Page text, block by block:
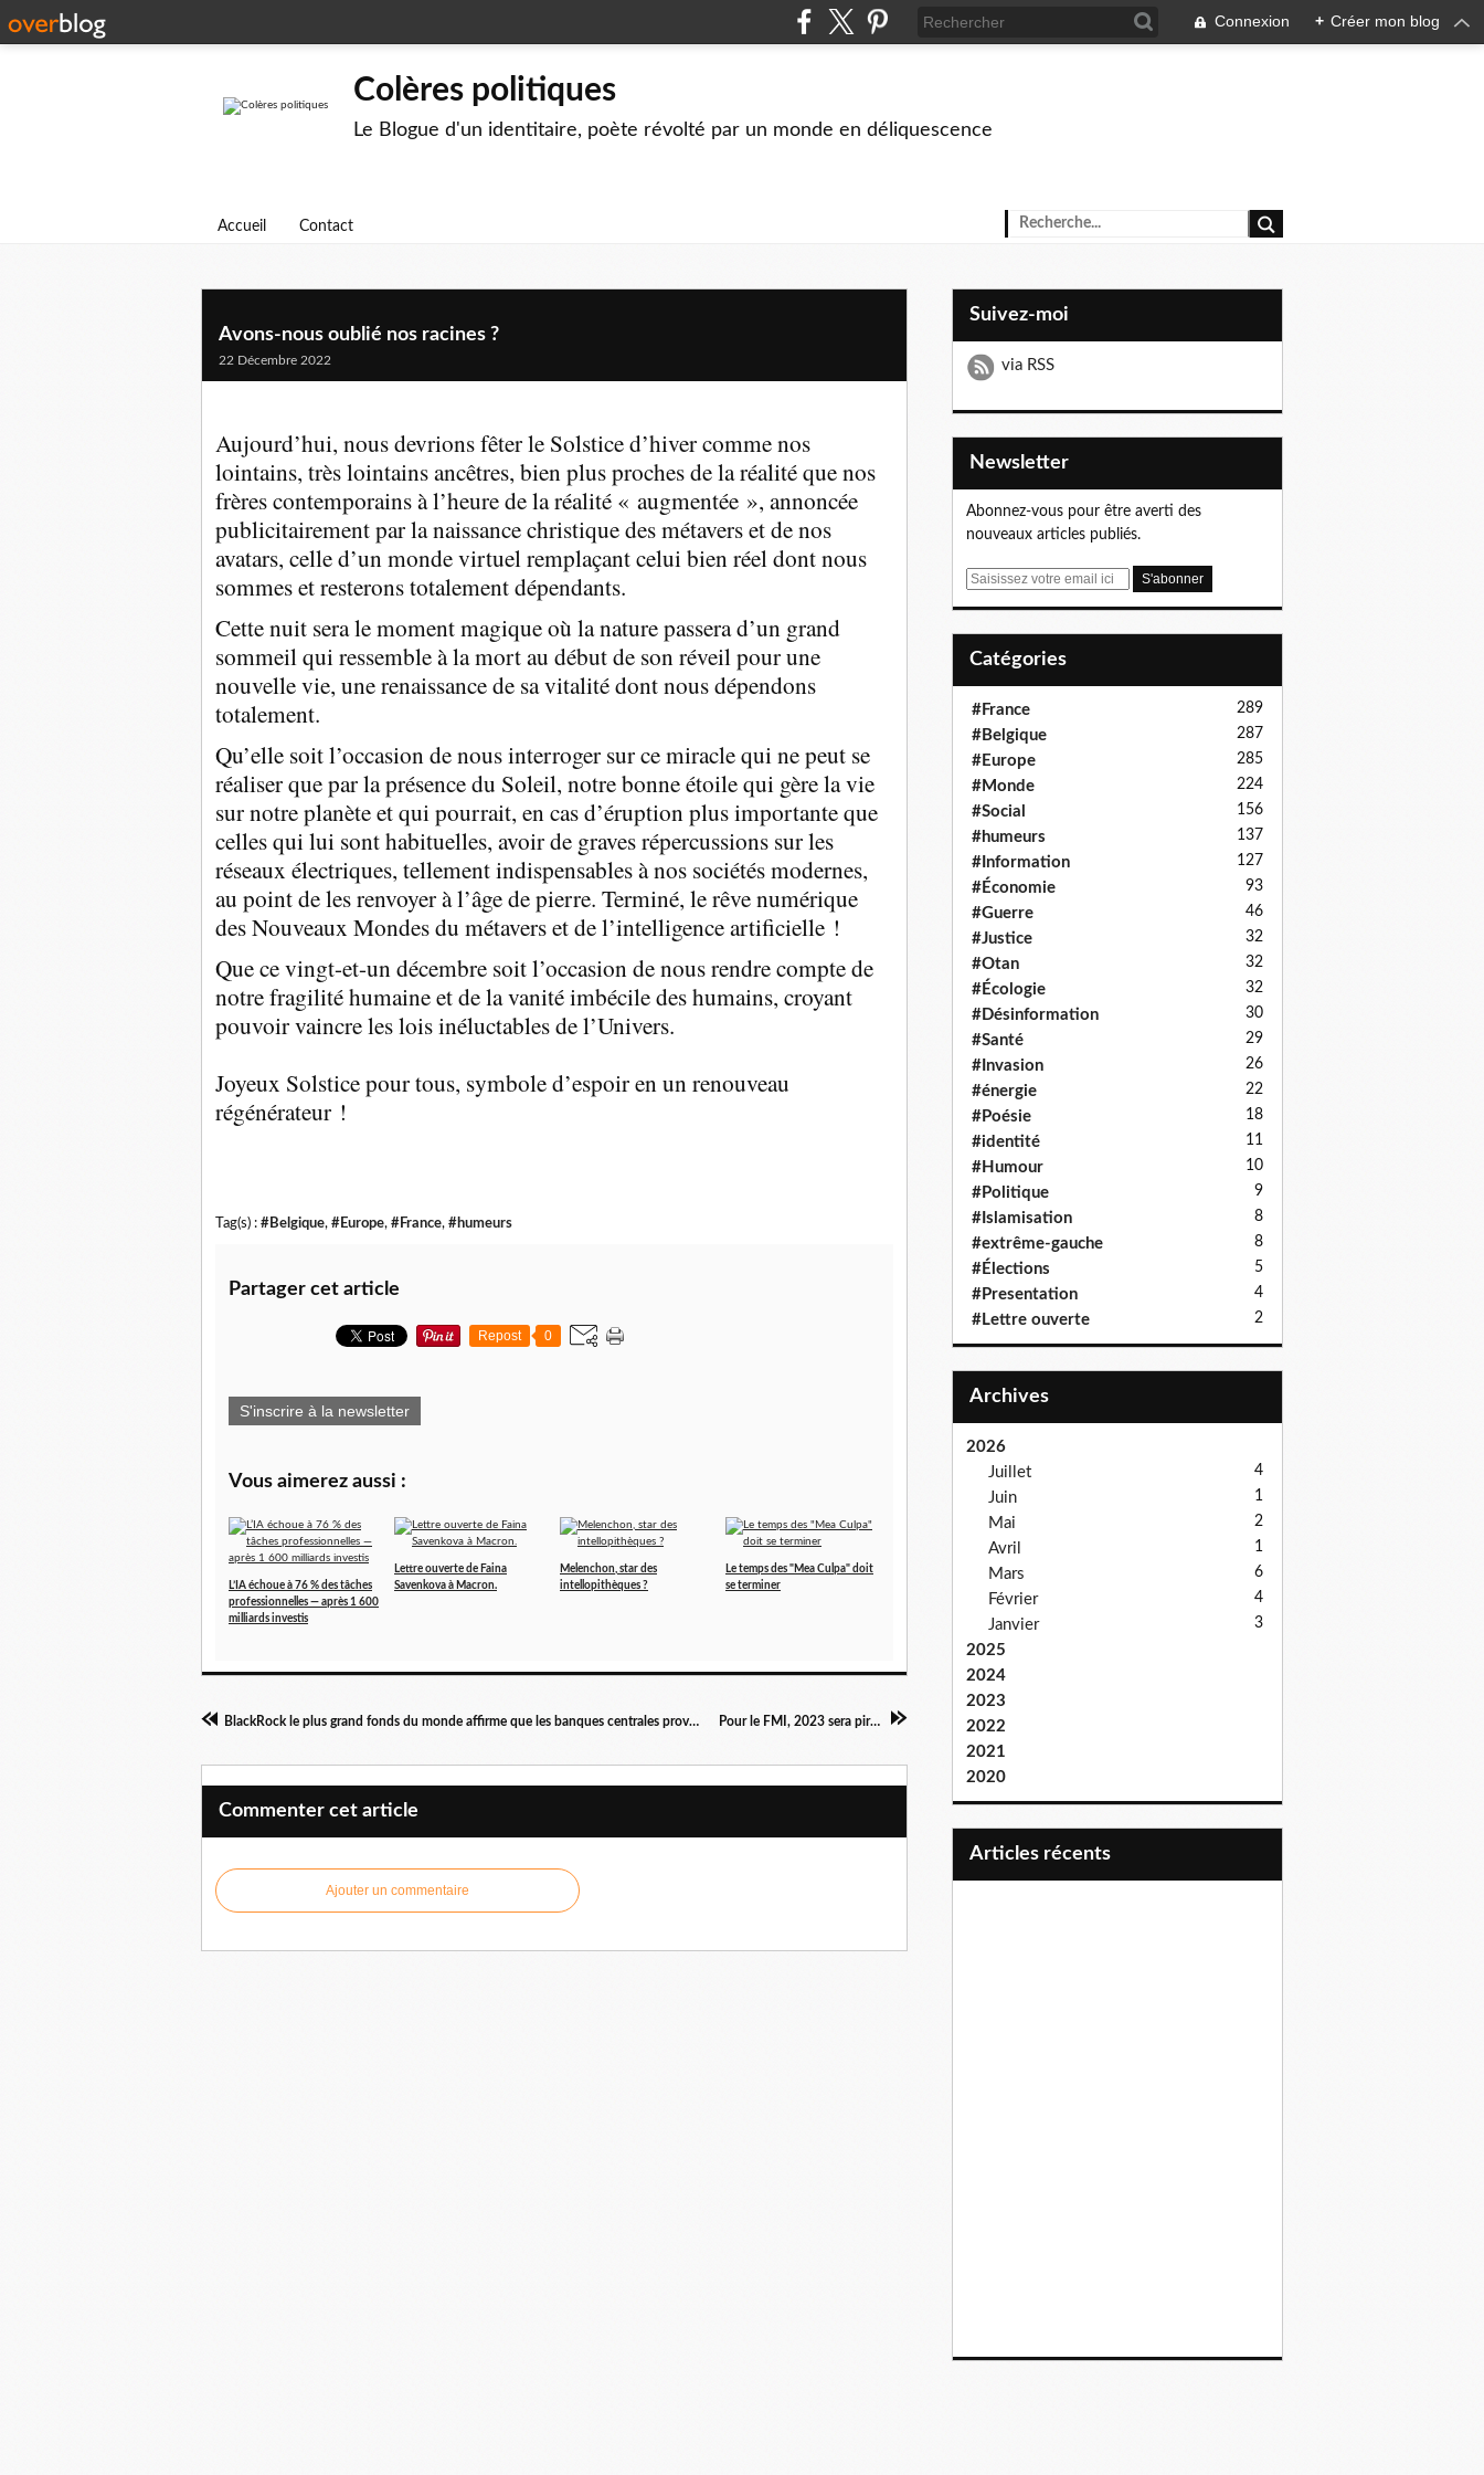
Connexion + Créer mon blog
Colères politiques
Le Blogue d'un identitaire, poète révolté par un monde en déliquescence
Accueil Contact
Avons-nous oublié nos racines ?
22 Décembre 2022
Aujourd’hui, nous devrions fêter le Solstice d’hiver comme nos
lointains, très lointains ancêtres, bien plus proches de la réalité que nos
frères contemporains à l’heure de la réalité « augmentée », annoncée
publicitairement par la naissance christique des métavers et de nos
avatars, celle d’un monde virtuel remplaçant celui bien réel dont nous
sommes et resterons totalement dépendants.
Cette nuit sera le moment magique où la nature passera d’un grand
sommeil qui ressemble à la mort au début de son réveil pour une
nouvelle vie, une renaissance de sa vitalité dont nous dépendons
totalement.
Qu’elle soit l’occasion de nous interroger sur ce miracle qui ne peut se
réaliser que par la présence du Soleil, notre bonne étoile qui gère la vie
sur notre planète et qui pourrait, en cas d’éruption plus importante que
celles qui lui sont habituelles, avoir de graves répercussions sur les
réseaux électriques, tellement indispensables à nos sociétés modernes,
au point de les renvoyer à l’âge de pierre. Terminé, le rêve numérique
des Nouveaux Mondes du métavers et de l’intelligence artificielle !
Que ce vingt-et-un décembre soit l’occasion de nous rendre compte de
notre fragilité humaine et de la vanité imbécile des humains, croyant
pouvoir vaincre les lois inéluctables de l’Univers.
Joyeux Solstice pour tous, symbole d’espoir en un renouveau
régénérateur !
Tag(s) : #Belgique, #Europe, #France, #humeurs
Partager cet article
Repost 0
S'inscrire à la newsletter
Vous aimerez aussi :
L’IA échoue à 76 % des tâches
professionnelles — après 1 600
milliards investis
Lettre ouverte de Faina
Savenkova à Macron.
Melenchon, star des
intellopithèques ?
Le temps des "Mea Culpa" doit
se terminer
BlackRock le plus grand fonds du monde affirme que les banques centrales provoquent délibérément les crises Pour le FMI, 2023 sera pire que 2022 !
Commenter cet article
Ajouter un commentaire
Suivez-moi
via RSS
Newsletter
Abonnez-vous pour être averti des
nouveaux articles publiés.
E
Catégories
#France 289
#Belgique 287
#Europe 285
#Monde 224
#Social 156
#humeurs 137
#Information 127
#Économie 93
#Guerre 46
#Justice 32
#Otan 32
#Écologie 32
#Désinformation 30
#Santé 29
#Invasion 26
#énergie 22
#Poésie 18
#identité 11
#Humour 10
#Politique 9
#Islamisation 8
#extrême-gauche 8
#Élections 5
#Presentation 4
#Lettre ouverte 2
Archives
2026
Juillet
4
Juin 1
Mai 2
Avril 1
Mars 6
Février 4
Janvier 3
2025
2024
2023
2022
2021
2020
articles récents